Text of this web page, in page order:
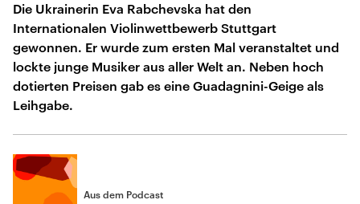
Die Ukrainerin Eva Rabchevska hat den
Internationalen Violinwettbewerb Stuttgart
gewonnen. Er wurde zum ersten Mal veranstaltet und
lockte junge Musiker aus aller Welt an. Neben hoch
dotierten Preisen gab es eine Guadagnini-Geige als
Leihgabe.
Aus dem Podcast